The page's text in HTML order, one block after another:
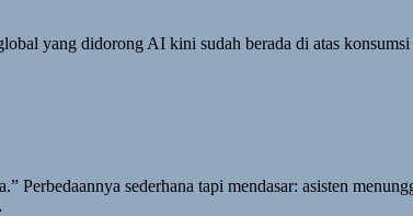
yang didorong AI kini sudah berada di atas
sederhana tapi mendasar: asisten